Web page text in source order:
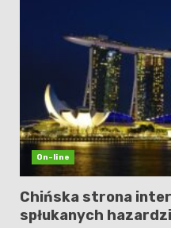
On-line
Chińska strona
spłukanych